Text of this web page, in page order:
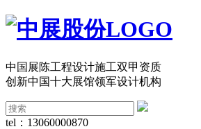
中国展陈工程设计施工双甲资质
创新中国十大展馆领军设计机构
tel：13060000870